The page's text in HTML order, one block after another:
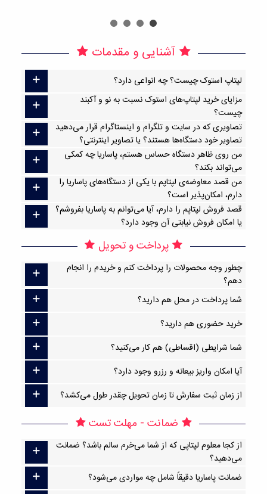
آشنایی و مقدمات
لپتاپ استوک چیست؟ چه انواعی دارد؟
مزایای خرید لپتاپ‌های استوک نسبت به نو و آکبند
چیست؟
تصاویری که در سایت و تلگرام و اینستاگرام قرار می‌دهید
تصاویر خود دستگاه‌ها هستند؟ یا تصاویر اینترنتی؟
من روی ظاهر دستگاه حساس هستم، پاساریا چه کمکی
می‌تواند بکند؟
من قصد معاوضه‌ی لپتاپم با یکی از دستگاه‌های پاساریا را
دارم، امکان‌پذیر است؟
قصد فروش لپتاپم را دارم، آیا می‌توانم به پاساریا بفروشم؟
یا امکان فروش نیابتی آن وجود دارد؟
پرداخت و تحویل
چطور وجه محصولات را پرداخت کنم و خریدم را انجام
دهم؟
شما پرداخت در محل هم دارید؟
خرید حضوری هم دارید؟
شما شرایطی (اقساطی) هم کار می‌کنید؟
آیا امکان واریز بیعانه و رزرو وجود دارد؟
از زمان ثبت سفارش تا زمان تحویل چقدر طول می‌کشد؟
ضمانت - مهلت تست
از کجا معلوم لپتاپی که از شما می‌خرم سالم باشد؟ ضمانت
می‌دهید؟
ضمانت پاساریا دقیقاً شامل چه مواردی می‌شود؟